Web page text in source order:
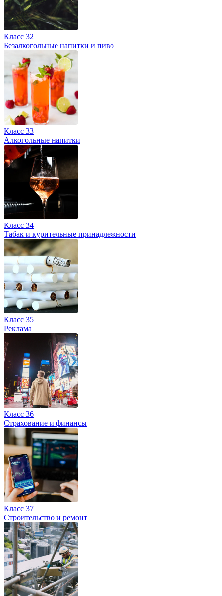
Класс 32
Безалкогольные напитки и пиво
Класс 33
Алкогольные напитки
Класс 34
Табак и курительные принадлежности
Класс 35
Реклама
Класс 36
Страхование и финансы
Класс 37
Строительство и ремонт